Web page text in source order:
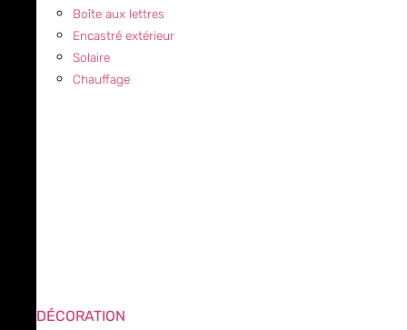
Boîte aux lettres
Encastré extérieur
Solaire
Chauffage
DÉCORATION